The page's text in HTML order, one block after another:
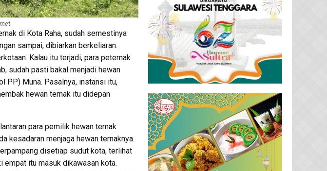
di Kota Raha, sudah semestinya
sampai, dibiarkan berkeliaran.
Kalau itu terjadi, para peternak
sudah pasti bakal menjadi hewan
PP) Muna. Pasalnya, instansi itu,
hewan ternak itu didepan
para pemilik hewan ternak
kesadaran menjaga hewan ternaknya.
disetiap sudut kota, terlihat
empat itu masuk dikawasan kota.